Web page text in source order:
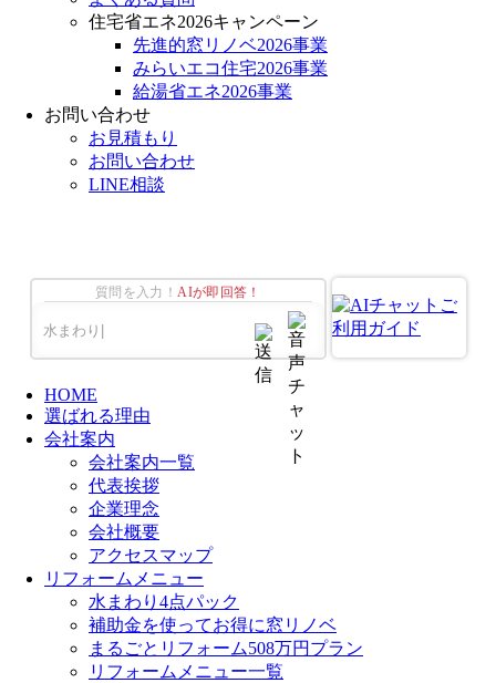
住宅省エネ2026キャンペーン
先進的窓リノベ2026事業
みらいエコ住宅2026事業
給湯省エネ2026事業
お問い合わせ
お見積もり
お問い合わせ
LINE相談
質問を入力！AIが即回答！
HOME
選ばれる理由
会社案内
会社案内一覧
代表挨拶
企業理念
会社概要
アクセスマップ
リフォームメニュー
水まわり4点パック
補助金を使ってお得に窓リノベ
まるごとリフォーム508万円プラン
リフォームメニュー一覧